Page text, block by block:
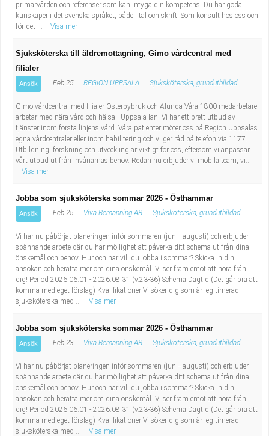
primärvården och referenser som kan intyga din kompetens. Du har goda
kunskaper i det svenska språket, både i tal och skrift. Som konsult hos oss och
för det ...
Visa mer
Sjuksköterska till äldremottagning, Gimo vårdcentral med
filialer
Ansök Feb 25 REGION UPPSALA Sjuksköterska, grundutbildad
Gimo vårdcentral med filialer Österbybruk och Alunda Våra 1800 medarbetare
arbetar med nära vård och hälsa i Uppsala län. Vi har ett brett utbud av
tjänster inom första linjens vård. Våra patienter möter oss på Region Uppsalas
egna vårdcentraler eller inom habilitering och vi ger råd på telefon via 1177.
Utbildning, forskning och utveckling är viktigt för oss, eftersom vi anpassar
vårt utbud utifrån invånarnas behov. Redan nu erbjuder vi mobila team, vi...
Visa mer
Jobba som sjuksköterska sommar 2026 - Östhammar
Ansök Feb 25 Viva Bemanning AB Sjuksköterska, grundutbildad
Vi har nu påbörjat planeringen inför sommaren (juni–augusti) och erbjuder
spännande arbete där du har möjlighet att påverka ditt schema utifrån dina
önskemål och behov. Hur och när vill du jobba i sommar? Skicka in din
ansökan och berätta mer om dina önskemål. Vi ser fram emot att höra från
dig! Period 2026.06.01 - 2026.08.31 (v.23-36) Schema Dagtid (Det går bra att
komma med eget förslag) Kvalifikationer Vi söker dig som är legitimerad
sjuksköterska med ...
Visa mer
Jobba som sjuksköterska sommar 2026 - Östhammar
Ansök Feb 23 Viva Bemanning AB Sjuksköterska, grundutbildad
Vi har nu påbörjat planeringen inför sommaren (juni–augusti) och erbjuder
spännande arbete där du har möjlighet att påverka ditt schema utifrån dina
önskemål och behov. Hur och när vill du jobba i sommar? Skicka in din
ansökan och berätta mer om dina önskemål. Vi ser fram emot att höra från
dig! Period 2026.06.01 - 2026.08.31 (v.23-36) Schema Dagtid (Det går bra att
komma med eget förslag) Kvalifikationer Vi söker dig som är legitimerad
sjuksköterska med ...
Visa mer